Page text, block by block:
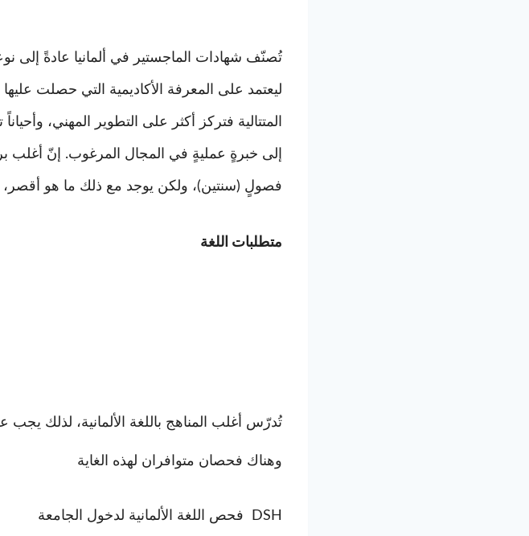
تُصنّف شهادات الماجستير في ألمانيا عادةً إلى
ليعتمد على المعرفة الأكاديمية التي حصلت
المتتالية فتركز أكثر على التطوير المهني،
إلى خبرةٍ عمليةٍ في المجال المرغوب. إنّ أغلب
فصولٍ (سنتين)، ولكن يوجد مع ذلك ما هو
متطلبات اللغة
تُدرّس أغلب المناهج باللغة الألمانية، لذلك يجب
وهناك فحصان متوافران لهذه الغاية
فحص اللغة الألمانية لدخول DSH